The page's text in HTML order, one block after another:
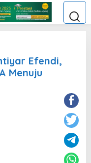
Efendi,
Menuju